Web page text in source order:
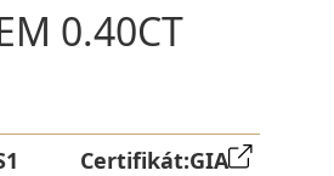
0.40CT
Certifikát:GIA